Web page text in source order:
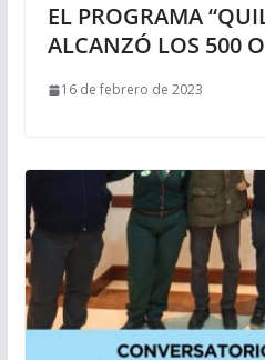
EL PROGRAMA
ALCANZÓ LOS 500
16 de febrero de 2023